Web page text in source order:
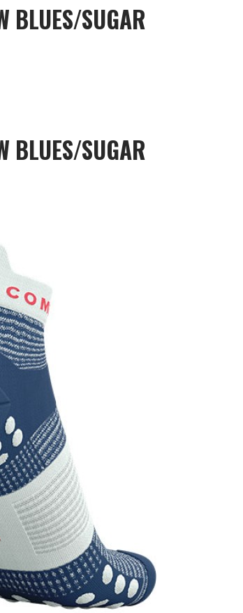
BLUES/SUGAR
BLUES/SUGAR